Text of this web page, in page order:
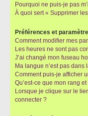
Pourquoi ne puis-je pas
À quoi sert « Supprimer
Préférences et
Comment modifier mes
Les heures ne sont pas
J’ai changé mon fuseau
Ma langue n’est pas dans
Comment puis-je afficher
Qu’est-ce que mon rang
Lorsque je clique sur le
connecter ?